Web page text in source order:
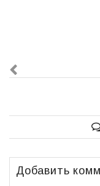
Добавить